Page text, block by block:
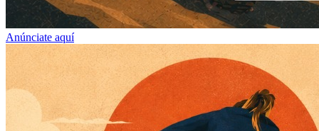
Anúnciate aquí